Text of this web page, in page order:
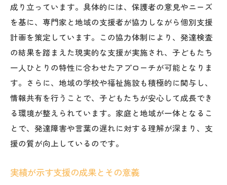
成り立っています。具体的には、保護者の意見やニーズ
を基に、専門家と地域の支援者が協力しながら個別支援
計画を策定しています。この協力体制により、発達検査
の結果を踏まえた現実的な支援が実施され、子どもたち
一人ひとりの特性に合わせたアプローチが可能となりま
す。さらに、地域の学校や福祉施設も積極的に関与し、
情報共有を行うことで、子どもたちが安心して成長でき
る環境が整えられています。家庭と地域が一体となるこ
とで、発達障害や言葉の遅れに対する理解が深まり、支
援の質が向上しているのです。
実績が示す支援の成果とその意義